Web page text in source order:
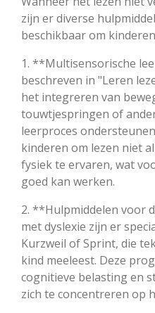
zijn er diverse
beschikbaar om
1. **Multisensorische
beschreven in "Leren
het integreren van
touwtjespringen of
leerproces
kinderen om lezen niet
fysiek te ervaren, wat
goed kan werken.
2. **Hulpmiddelen voor
met dyslexie zijn er
Kurzweil of Sprint, die
kind meeleest. Deze
cognitieve belasting en
zich te concentreren op